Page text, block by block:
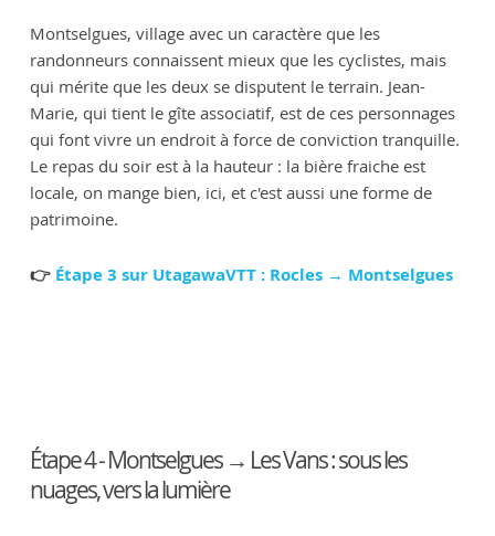
Montselgues, village avec un caractère que les
randonneurs connaissent mieux que les cyclistes, mais
qui mérite que les deux se disputent le terrain. Jean-
Marie, qui tient le gîte associatif, est de ces personnages
qui font vivre un endroit à force de conviction tranquille.
Le repas du soir est à la hauteur : la bière fraiche est
locale, on mange bien, ici, et c'est aussi une forme de
patrimoine.
👉 Étape 3 sur UtagawaVTT : Rocles → Montselgues
Étape 4 - Montselgues → Les Vans : sous les
nuages, vers la lumière